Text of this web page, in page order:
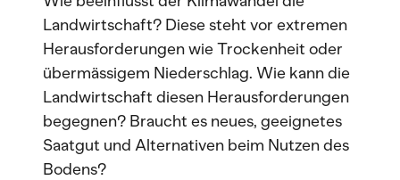
Landwirtschaft? Diese steht vor extremen
Herausforderungen wie Trockenheit oder
übermässigem Niederschlag. Wie kann die
Landwirtschaft diesen Herausforderungen
begegnen? Braucht es neues, geeignetes
Saatgut und Alternativen beim Nutzen des
Bodens?